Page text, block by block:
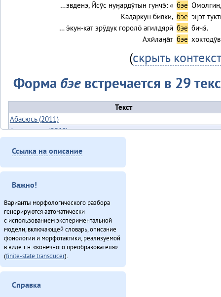
…эвденэ, Ӣсӯс нуӈардӯтын гунчэ̄: « бэе
Кадаркун бивки, бэе эӈэт
… э̄кун-кат эрӯдук гороло̄ агилдярӣ бэе бичэ̄.
Ахӣлаӈа̄т бэе
(скрыть контекст
Форма бэе встречается в 29
Текст
Абасюсь (2011)
Ая ӈинакин (2012)
Букатырь (2012)
Гарпарикан-мата (1980)
Киӈгит (2012)
Мэӈрундя-мата (1981)
Ӈинакин бэе гиркӣн (2012)
Олдонындя-акияндя, тадук Нюӈурдок Уняптукэннюн (1980)
О̄н бэе дӯндэ хэргидэ̄лэ̄н бурурэн (2011)
О̄н бэе Киӈгиттӯ аӣса̄н (2011)
О̄н бэе хэргӯлэ̄ дӯндэлэ̄ ӣстан (2011)
Онё̄вувча̄л Библия Улгӯрилин (2011)
Он умнэ булэсэл урилэндула эмэрэ (2010)
Ссылка на описание
Важно!
Варианты морфологического разбора
генерируются автоматически
с использованием экспериментальной
модели, включающей словарь, описание
фонологии и морфотактики, реализуемой
в виде т.н. «конечного преобразователя»
(finite-state transducer).
Справка